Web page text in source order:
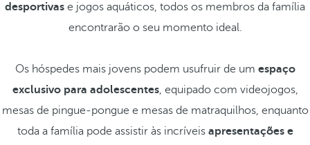
desportivas e jogos aquáticos, todos os membros da família
encontrarão o seu momento ideal.
Os hóspedes mais jovens podem usufruir de um espaço
exclusivo para adolescentes, equipado com videojogos,
mesas de pingue-pongue e mesas de matraquilhos, enquanto
toda a família pode assistir às incríveis apresentações e